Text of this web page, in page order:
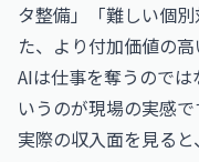
タ整備」「難しい個
た、より付加価値の
AIは仕事を奪うので
いうのが現場の実感で
実際の収入面を見る